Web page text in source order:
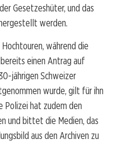
Gesetzeshüter, und das
werden.
während die
einen Antrag auf
jährigen Schweizer
wurde, gilt für ihn
Polizei hat zudem den
und bittet die Medien, das
aus den Archiven zu